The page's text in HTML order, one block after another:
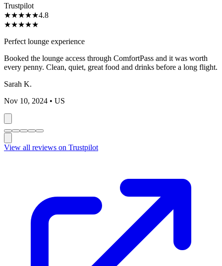
Trustpilot
★★★★★4.8
★★★★★
Perfect lounge experience
Booked the lounge access through ComfortPass and it was worth
every penny. Clean, quiet, great food and drinks before a long flight.
Sarah K.
Nov 10, 2024 • US
View all reviews on Trustpilot